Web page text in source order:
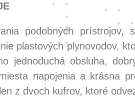
podobných prístrojov,
plastových plynovodov,
jednoduchá obsluha,
napojenia a krásna
z dvoch kufrov, ktoré